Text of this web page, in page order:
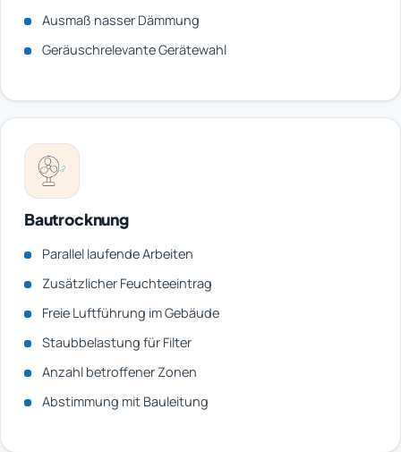
Ausmaß nasser Dämmung
Geräuschrelevante Gerätewahl
Bautrocknung
Parallel laufende Arbeiten
Zusätzlicher Feuchteeintrag
Freie Luftführung im Gebäude
Staubbelastung für Filter
Anzahl betroffener Zonen
Abstimmung mit Bauleitung